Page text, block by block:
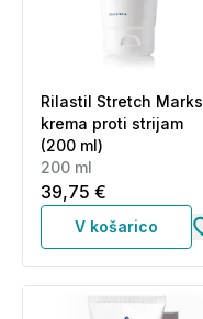
Rilastil Stretch Marks,
krema proti strijam
(200 ml)
200 ml
39,75 €
V košarico